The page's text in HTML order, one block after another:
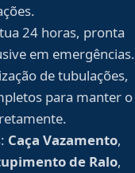
24 horas, pronta
em emergências.
de tubulações,
para manter o
Caça Vazamento,
de Ralo,